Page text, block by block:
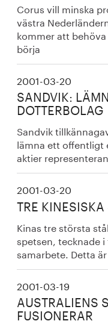
Corus vill minska
västra
kommer att
börja
2001-03-20
SANDVIK:
DOTTERBOLAG
Sandvik
lämna ett offentligt
aktier
2001-03-20
TRE
Kinas tre största
spetsen, tecknade
samarbete. Detta
2001-03-19
AUSTRALIENS
FUSIONERAR